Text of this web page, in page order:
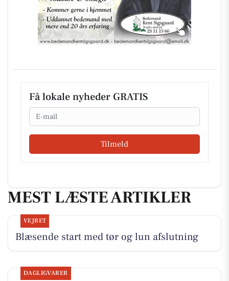
Få lokale nyheder GRATIS
Email
Tilmeld
MEST LÆSTE ARTIKLER
VEJRET
Blæsende start med tør og lun afslutning
DAGLIGVARER